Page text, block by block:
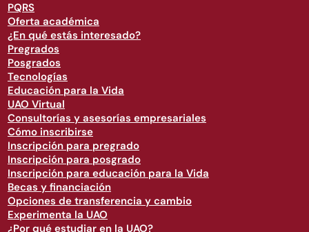
PQRS
Oferta académica
¿En qué estás interesado?
Pregrados
Posgrados
Tecnologías
Educación para la Vida
UAO Virtual
Consultorías y asesorías empresariales
Cómo inscribirse
Inscripción para pregrado
Inscripción para posgrado
Inscripción para educación para la Vida
Becas y financiación
Opciones de transferencia y cambio
Experimenta la UAO
¿Por qué estudiar en la UAO?